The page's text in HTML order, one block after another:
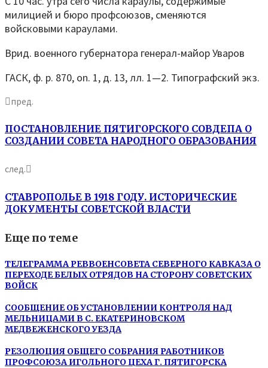
милицией и бюро профсоюзов, сменяются
войсковыми караулами.
Врид. военного губернатора генерал-майор Уваров
ГАСК, ф. р. 870, on. 1, д. 13, лл. 1—2. Типографский экз.
пред.
ПОСТАНОВЛЕНИЕ ПЯТИГОРСКОГО СОВДЕПА О
СОЗДАНИИ СОВЕТА НАРОДНОГО ОБРАЗОВАНИЯ
след.
СТАВРОПОЛЬЕ В 1918 ГОДУ. ИСТОРИЧЕСКИЕ
ДОКУМЕНТЫ СОВЕТСКОЙ ВЛАСТИ
Еще по теме
ТЕЛЕГРАММА РЕВВОЕНСОВЕТА СЕВЕРНОГО КАВКАЗА О
ПЕРЕХОДЕ БЕЛЫХ ОТРЯДОВ НА СТОРОНУ СОВЕТСКИХ
ВОЙСК
СООБЩЕНИЕ ОБ УСТАНОВЛЕНИИ КОНТРОЛЯ НАД
МЕЛЬНИЦАМИ В С. ЕКАТЕРИНОВСКОМ
МЕДВЕЖЕНСКОГО УЕЗДА
РЕЗОЛЮЦИЯ ОБЩЕГО СОБРАНИЯ РАБОТНИКОВ
ПРОФСОЮЗА ИГОЛЬНОГО ЦЕХА Г. ПЯТИГОРСКА